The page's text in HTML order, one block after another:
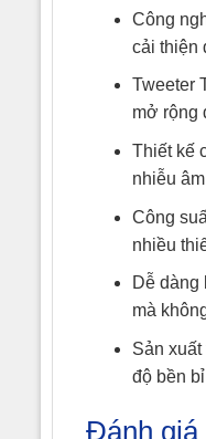
Công
cải thiện
Tweeter
mở rộng
Thiết kế
nhiễu
Công
nhiều
Dễ dàng
mà
Sản
độ bền
Đánh giá